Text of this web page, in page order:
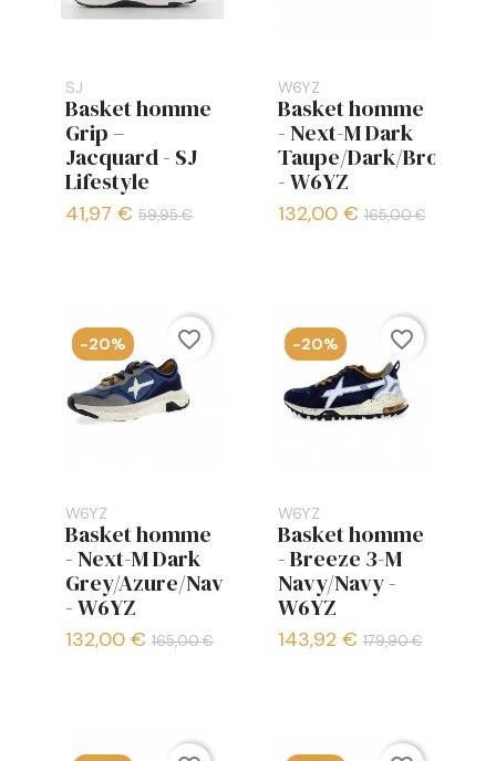
SJ
Basket homme
Grip –
Jacquard - SJ
Lifestyle
41,97 € 59,95 €
W6YZ
Basket homme
- Next-M Dark
Taupe/Dark/Brown
- W6YZ
132,00 €165,00 €
W6YZ
Basket homme
- Next-M Dark
Grey/Azure/Navy
- W6YZ
132,00 € 165,00 €
-20% favorite_border
W6YZ
Basket homme
- Breeze 3-M
Navy/Navy -
W6YZ
143,92 €179,90 €
-20% favorite_border